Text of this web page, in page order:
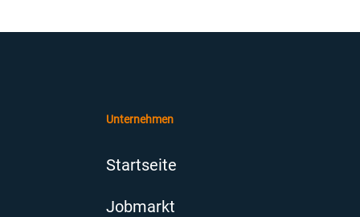
Unternehmen
Startseite
Jobmarkt